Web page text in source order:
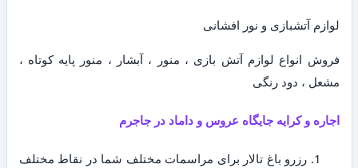
لوازم آتشبازی و نور افشانی
فروش انواع لوازم آتش بازی ، منور ، آبشار ، منور پایه کوتاه ،
مشعل ، دود رنگی
اجاره و کرایه جایگاه عروس و داماد در جاجرم
رزرو باغ تالار برای مراسمات مختلف شما در نقاط مختلف